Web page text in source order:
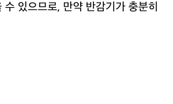
있으므로, 만약 반감기가 충분히